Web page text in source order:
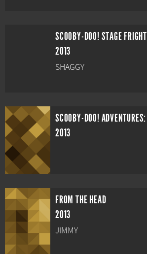
SCOOBY-DOO! STAGE FRIGHT
2013
SHAGGY
2013
FROM THE HEAD
2013
JIMMY